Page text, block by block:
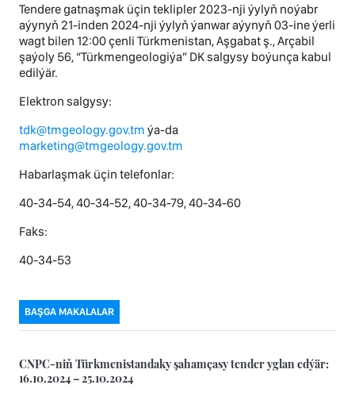
Tendere gatnaşmak üçin teklipler 2023-nji ýylyň noýabr
aýynyň 21-inden 2024-nji ýylyň ýanwar aýynyň 03-ine ýerli
wagt bilen 12:00 çenli Türkmenistan, Aşgabat ş., Arçabil
şaýoly 56, “Türkmengeologiýa” DK salgysy boýunça kabul
edilýär.
Elektron salgysy:
tdk@tmgeology.gov.tm ýa-da
marketing@tmgeology.gov.tm
Habarlaşmak üçin telefonlar:
40-34-54, 40-34-52, 40-34-79, 40-34-60
Faks:
40-34-53
BAŞGA MAKALALAR
CNPC-niň Türkmenistandaky şahamçasy tender yglan edýär:
16.10.2024 – 25.10.2024